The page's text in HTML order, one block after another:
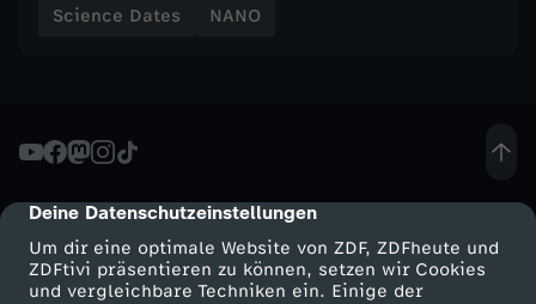
cmp-dialog-description
Deine Datenschutzeinstellungen
Um dir eine optimale Website von ZDF, ZDFheute und
ZDFtivi präsentieren zu können, setzen wir Cookies
und vergleichbare Techniken ein. Einige der
ä
c
k
e
Science Dates
NANO